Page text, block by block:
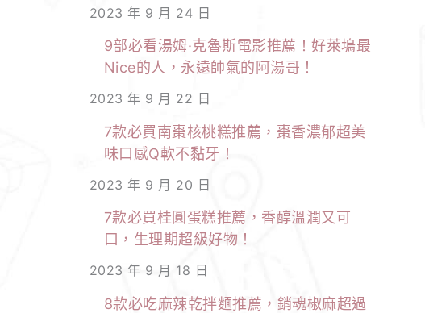
2023 年 9 月 24 日
9部必看湯姆·克魯斯電影推薦！好萊塢最
Nice的人，永遠帥氣的阿湯哥！
2023 年 9 月 22 日
7款必買南棗核桃糕推薦，棗香濃郁超美
味口感Q軟不黏牙！
2023 年 9 月 20 日
7款必買桂圓蛋糕推薦，香醇溫潤又可
口，生理期超級好物！
2023 年 9 月 18 日
8款必吃麻辣乾拌麵推薦，銷魂椒麻超過